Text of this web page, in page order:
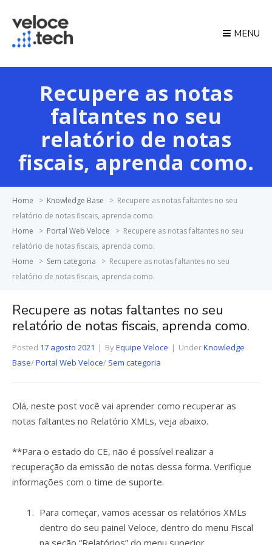
MENU
Recupere as notas
faltantes no seu
relatório de notas
fiscais, aprenda como.
Home > Knowledge Base > Recupere as notas faltantes no seu
relatório de notas fiscais, aprenda como.
Home
> Portal Web Veloce > Recupere as notas faltantes no seu
relatório de notas fiscais, aprenda como.
Home
> Sem categoria > Recupere as notas faltantes no seu
relatório de notas fiscais, aprenda como.
Recupere as notas faltantes no seu
relatório de notas fiscais, aprenda como.
Posted 17 agosto 2021 ByEquipe Veloce UnderKnowledge
Base/Portal Web Veloce/ Sem categoria
Olá, neste post você vai aprender como recuperar as
notas faltantes no Relatório XMLs, veja abaixo.
**Para o estado do CE, não é possível realizar a
recuperação da emissão de notas dessa forma. Verifique
informações com o time de suporte.
Para começar, vamos acessar os relatórios XMLs
dentro do seu painel Veloce, dentro do menu Fiscal
na seção “Relatórios” do menu superior.